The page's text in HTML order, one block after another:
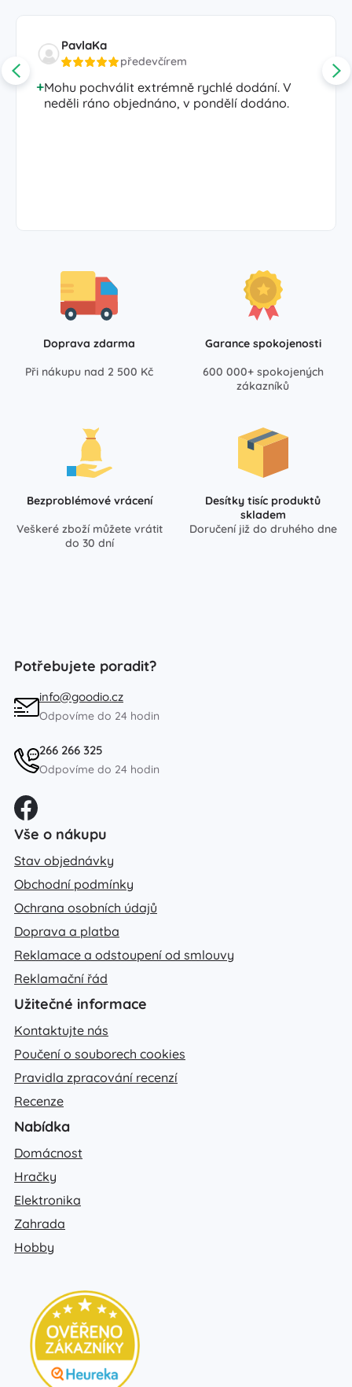
PavlaKa
předevčírem
Mohu pochválit extrémně rychlé dodání. V
neděli ráno objednáno, v pondělí dodáno.
Doprava zdarma
Při nákupu nad 2 500 Kč
Garance spokojenosti
600 000+ spokojených
zákazníků
Bezproblémové vrácení
Veškeré zboží můžete vrátit
do 30 dní
Desítky tisíc produktů
skladem
Doručení již do druhého dne
Potřebujete poradit?
info@goodio.cz
Odpovíme do 24 hodin
266 266 325
Odpovíme do 24 hodin
Vše o nákupu
Stav objednávky
Obchodní podmínky
Ochrana osobních údajů
Doprava a platba
Reklamace a odstoupení od smlouvy
Reklamační řád
Užitečné informace
Kontaktujte nás
Poučení o souborech cookies
Pravidla zpracování recenzí
Recenze
Nabídka
Domácnost
Hračky
Elektronika
Zahrada
Hobby